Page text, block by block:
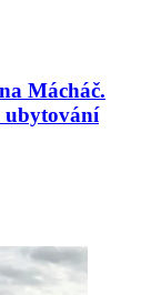
Mácháč.
ubytování